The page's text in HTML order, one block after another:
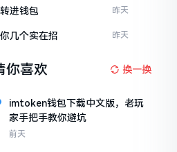
进钱包 昨天
几个实在招 昨天
你喜欢 换一换
imtoken钱包下载中文版，老玩
家手把手教你避坑
前天